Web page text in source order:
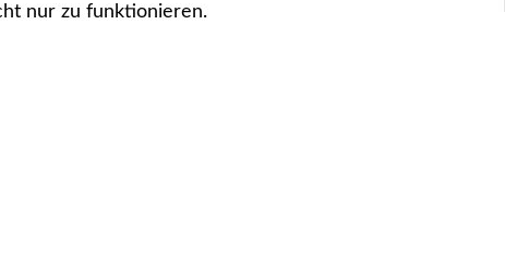
nur zu funktionieren.